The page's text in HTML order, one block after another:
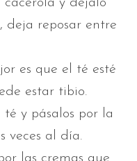
cacerola y déjalo
deja reposar entre
es que el té esté
estar tibio.
té y pásalos por la
veces al día.